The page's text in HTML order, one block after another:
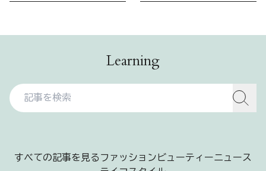
Learning
すべての記事を見る ファッションビューティーニュース